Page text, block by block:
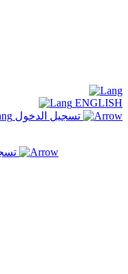
ENGLISH
تسجيل الدخول